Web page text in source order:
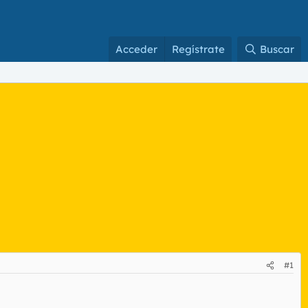
Acceder Regístrate Buscar
#1